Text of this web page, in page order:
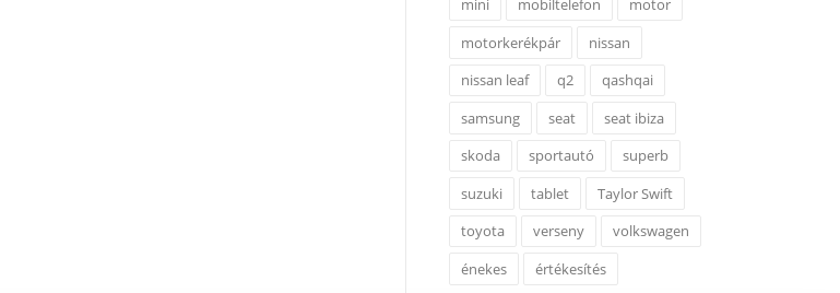
mini
mobiltelefon
motor
motorkerékpár
nissan
nissan leaf
q2
qashqai
samsung
seat
seat ibiza
skoda
sportautó
superb
suzuki
tablet
Taylor Swift
toyota
verseny
volkswagen
énekes
értékesítés